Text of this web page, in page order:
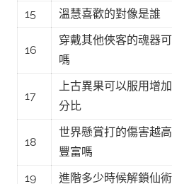
15 溫慧喜歡的對像是誰
16
穿戴其他俠客的魂器
嗎
17
上古異果可以服用增
分比
18
世界懸賞打的傷害越
豐富嗎
19 進階多少時候解鎖仙